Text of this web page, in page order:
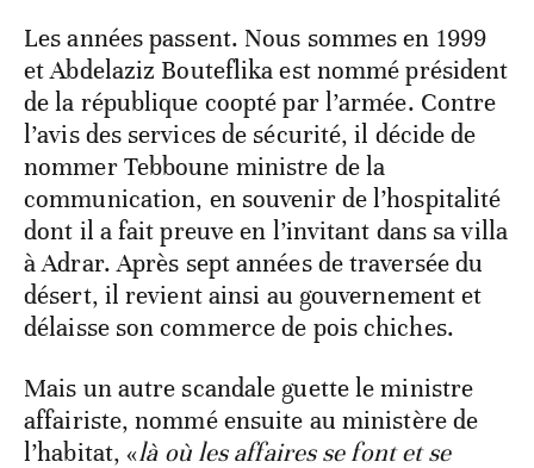
Les années passent. Nous sommes en 1999
et Abdelaziz Bouteflika est nommé président
de la république coopté par l’armée. Contre
l’avis des services de sécurité, il décide de
nommer Tebboune ministre de la
communication, en souvenir de l’hospitalité
dont il a fait preuve en l’invitant dans sa villa
à Adrar. Après sept années de traversée du
désert, il revient ainsi au gouvernement et
délaisse son commerce de pois chiches.
Mais un autre scandale guette le ministre
affairiste, nommé ensuite au ministère de
l’habitat, «là où les affaires se font et se